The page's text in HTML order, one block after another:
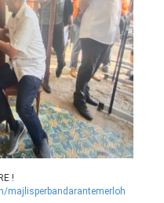
!
majlisperbandarantemerloh